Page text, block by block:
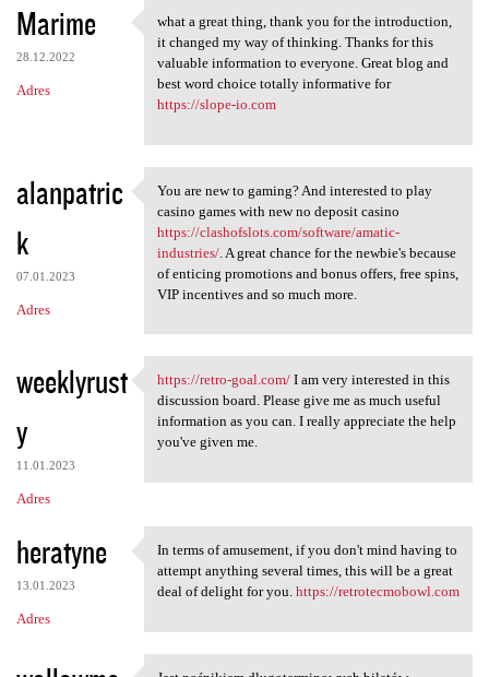
Marime
28.12.2022
Adres
what a great thing, thank you
what a great thing, thank you for the introduction,
it changed my way of thinking. Thanks for this
valuable information to everyone. Great blog and
best word choice totally informative for
https://slope-io.com
alanpatric
k
07.01.2023
Adres
You are new to gaming? And
You are new to gaming? And interested to play
casino games with new no deposit casino
https://clashofslots.com/software/amatic-
industries/. A great chance for the newbie's because
of enticing promotions and bonus offers, free spins,
VIP incentives and so much more.
weeklyrust
y
11.01.2023
Adres
https://retro-goal.com/ I am
https://retro-goal.com/I am very interested in this
discussion board. Please give me as much useful
information as you can. I really appreciate the help
you've given me.
heratyne
13.01.2023
Adres
In terms of amusement, if you
In terms of amusement, if you don't mind having to
attempt anything several times, this will be a great
deal of delight for you. https://retrotecmobowl.com